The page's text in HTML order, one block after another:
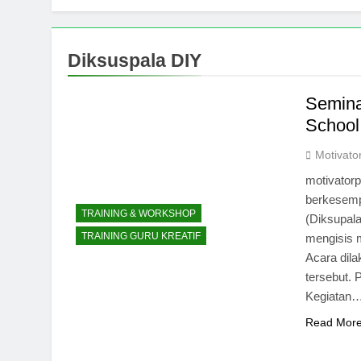
2 Months Ago
13 Tahun
Foto Profil
3 Months Ago
Diksuspala DIY
TRAINING & WORKSHOP
TRAINING GURU KREATIF
mengisis
Acara
tersebut.
Read